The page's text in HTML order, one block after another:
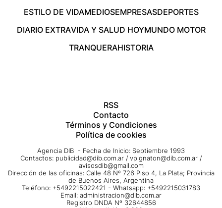
ESTILO DE VIDAMEDIOSEMPRESASDEPORTES
DIARIO EXTRAVIDA Y SALUD HOYMUNDO MOTOR
TRANQUERAHISTORIA
RSS
Contacto
Términos y Condiciones
Política de cookies
Agencia DIB - Fecha de Inicio: Septiembre 1993
Contactos: publicidad@dib.com.ar / vpignaton@dib.com.ar /
avisosdib@gmail.com
Dirección de las oficinas: Calle 48 Nº 726 Piso 4, La Plata; Provincia
de Buenos Aires, Argentina
Teléfono: +5492215022421 - Whatsapp: +5492215031783
Email: administracion@dib.com.ar
Registro DNDA Nº 32644856